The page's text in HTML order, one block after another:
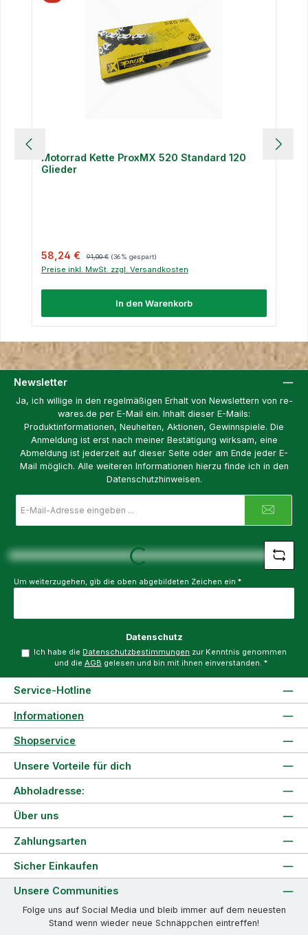
Motorrad Kette ProxMX 520 Standard 120
Glieder
Verkaufspreis:
58,24 € 91,00 € (36% gespart)
Preise inkl. MwSt. zzgl. Versandkosten
In den Warenkorb
Newsletter
Ja, ich willige in den regelmäßigen Erhalt von Newslettern von re-
wares.de per E-Mail ein. Inhalt dieser E-Mails:
Produktinformationen, Neuheiten, Aktionen, Gewinnspiele. Die
Anmeldung ist erst nach meiner Bestätigung wirksam, eine
Abmeldung ist jederzeit auf dieser Seite oder am Ende jeder E-
Mail möglich. Alle weiteren Informationen hierzu finde ich in den
Datenschutzhinweisen.
Mail-
Adresse
Loading...
Um weiterzugehen, gib die oben abgebildeten Zeichen ein *
Datenschutz
Ich habe die Datenschutzbestimmungen zur Kenntnis genommen
und die AGB gelesen und bin mit ihnen einverstanden. *
Service-Hotline
Informationen
Shopservice
Unsere Vorteile für dich
Über uns
Zahlungsarten
Abholadresse:
Sicher Einkaufen
Unsere Communities
Folge uns auf Social Media und bleib immer auf dem neuesten
Stand wenn wieder neue Schnäppchen eintreffen!